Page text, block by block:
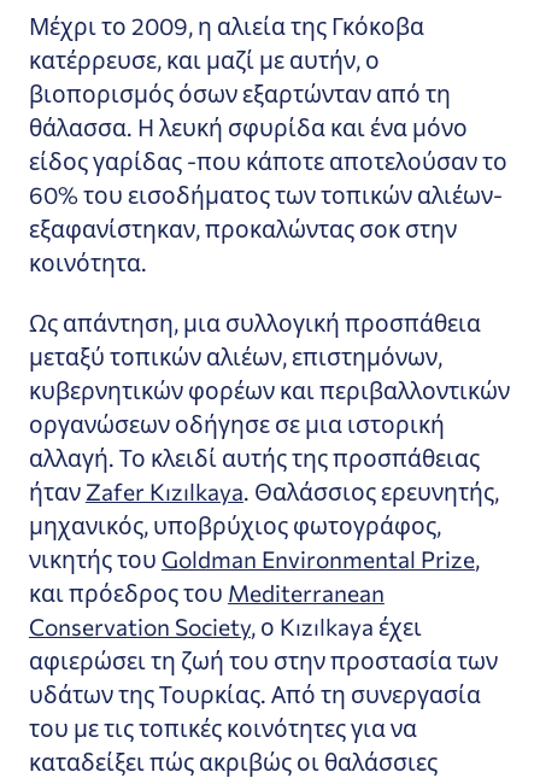
Μέχρι το 2009, η αλιεία της Γκόκοβα
κατέρρευσε, και μαζί με αυτήν, ο
βιοπορισμός όσων εξαρτώνταν από τη
θάλασσα. Η λευκή σφυρίδα και ένα μόνο
είδος γαρίδας -που κάποτε αποτελούσαν το
60% του εισοδήματος των τοπικών αλιέων-
εξαφανίστηκαν, προκαλώντας σοκ στην
κοινότητα.
Ως απάντηση, μια συλλογική προσπάθεια
μεταξύ τοπικών αλιέων, επιστημόνων,
κυβερνητικών φορέων και περιβαλλοντικών
οργανώσεων οδήγησε σε μια ιστορική
αλλαγή. Το κλειδί αυτής της προσπάθειας
ήταν Zafer Kızılkaya. Θαλάσσιος ερευνητής,
μηχανικός, υποβρύχιος φωτογράφος,
νικητής του Goldman Environmental Prize,
και πρόεδρος του Mediterranean
Conservation Society, ο Kızılkaya έχει
αφιερώσει τη ζωή του στην προστασία των
υδάτων της Τουρκίας. Από τη συνεργασία
του με τις τοπικές κοινότητες για να
καταδείξει πώς ακριβώς οι θαλάσσιες